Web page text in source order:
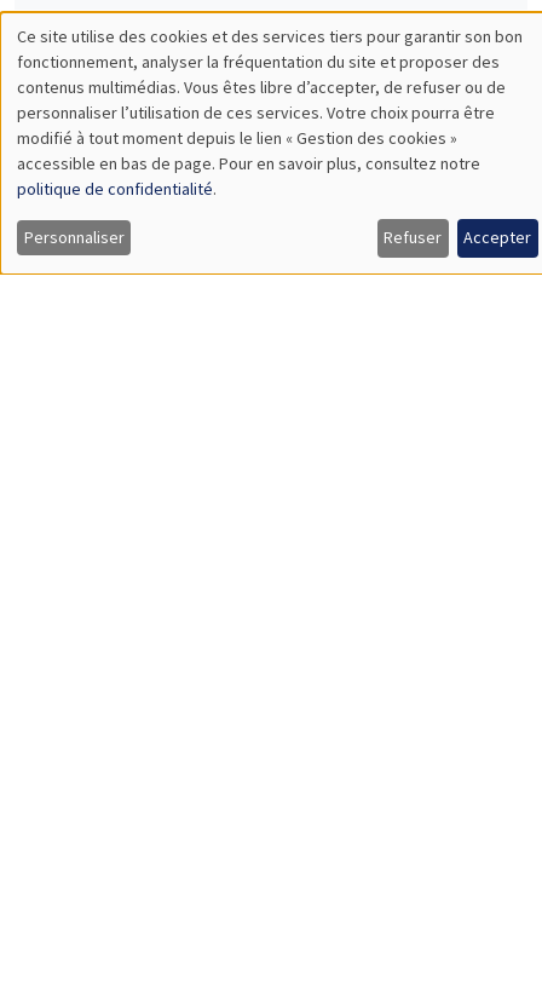
Vendredi 6 décembre 2024
14:30 à 16:00
Un cas particulier et ancien du débat
entre impôt et croissance entre 1700 et
1850
Antoine Gentier
UNIQUEMENT EN FRANÇAIS
Utilisation
des
données
personnelles
et
des
Ce site utilise des cookies et des services tiers pour garantir son bon
fonctionnement, analyser la fréquentation du site et proposer des
contenus multimédias. Vous êtes libre d’accepter, de refuser ou de
personnaliser l’utilisation de ces services. Votre choix pourra être
modifié à tout moment depuis le lien « Gestion des cookies »
accessible en bas de page. Pour en savoir plus, consultez notre
politique de confidentialité.
Personnaliser Refuser Accepter